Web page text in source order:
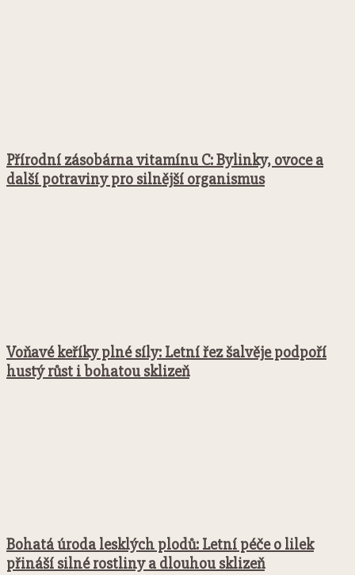
Přírodní zásobárna vitamínu C: Bylinky, ovoce a
další potraviny pro silnější organismus
Voňavé keříky plné síly: Letní řez šalvěje podpoří
hustý růst i bohatou sklizeň
Bohatá úroda lesklých plodů: Letní péče o lilek
přináší silné rostliny a dlouhou sklizeň